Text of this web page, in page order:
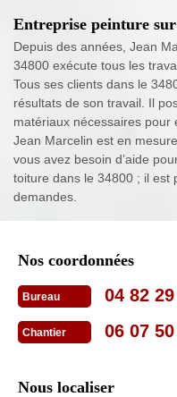
Entreprise peinture
Depuis des années, Jean
34800 exécute tous les
Tous ses clients dans le
résultats de son travail. Il
matériaux nécessaires pour
Jean Marcelin est en
vous avez besoin d’aide
toiture dans le 34800 ; il est
demandes.
Nos coordonnées
Bureau 04 82
Chantier 06 07
Nous localiser